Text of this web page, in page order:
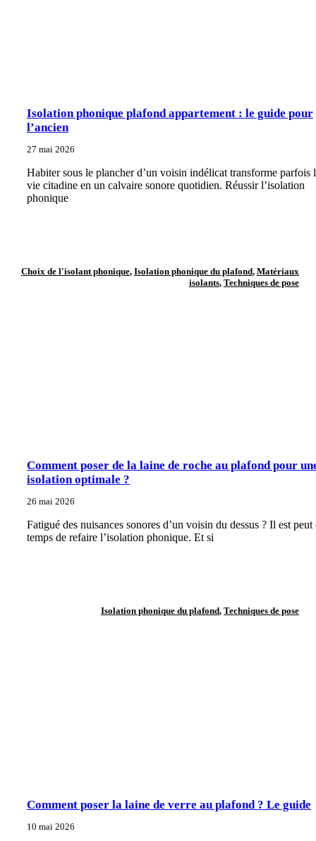
Isolation phonique plafond appartement : le guide pour
l’ancien
27 mai 2026
Habiter sous le plancher d’un voisin indélicat transforme parfois
vie citadine en un calvaire sonore quotidien. Réussir l’isolation
phonique
Choix de l'isolant phonique, Isolation phonique du plafond, Matériaux
isolants, Techniques de pose
Comment poser de la laine de roche au plafond pour
isolation optimale ?
26 mai 2026
Fatigué des nuisances sonores d’un voisin du dessus ? Il est peut
temps de refaire l’isolation phonique. Et si
Isolation phonique du plafond, Techniques de pose
Comment poser la laine de verre au plafond ? Le guide
10 mai 2026